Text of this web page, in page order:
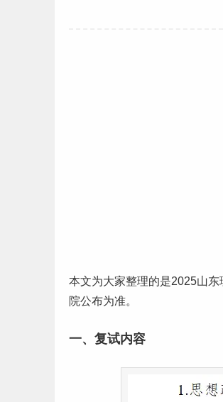
本文为大家整理的是2025山东
院公布为准。
一、复试内容